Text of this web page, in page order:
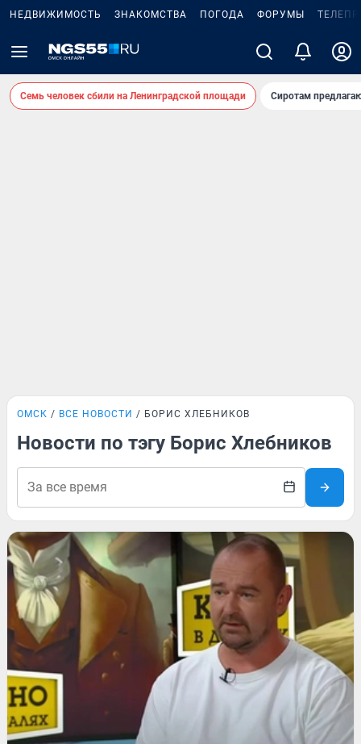
НЕДВИЖИМОСТЬ ЗНАКОМСТВА ПОГОДА ФОРУМЫ
Семь человек сбили на Ленинградской площади Сиротам
ОМСК ВСЕ НОВОСТИ БОРИС ХЛЕБНИКОВ
Новости по тэгу Борис Хлебников